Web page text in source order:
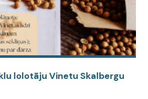
lolotāju Vinetu Skalbergu